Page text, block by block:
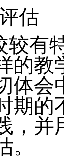
估
较有
的教
体会
期的
，并